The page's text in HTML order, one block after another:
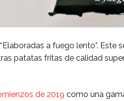
a fuego lento”. Este
patatas fritas de calidad
de 2019 como una